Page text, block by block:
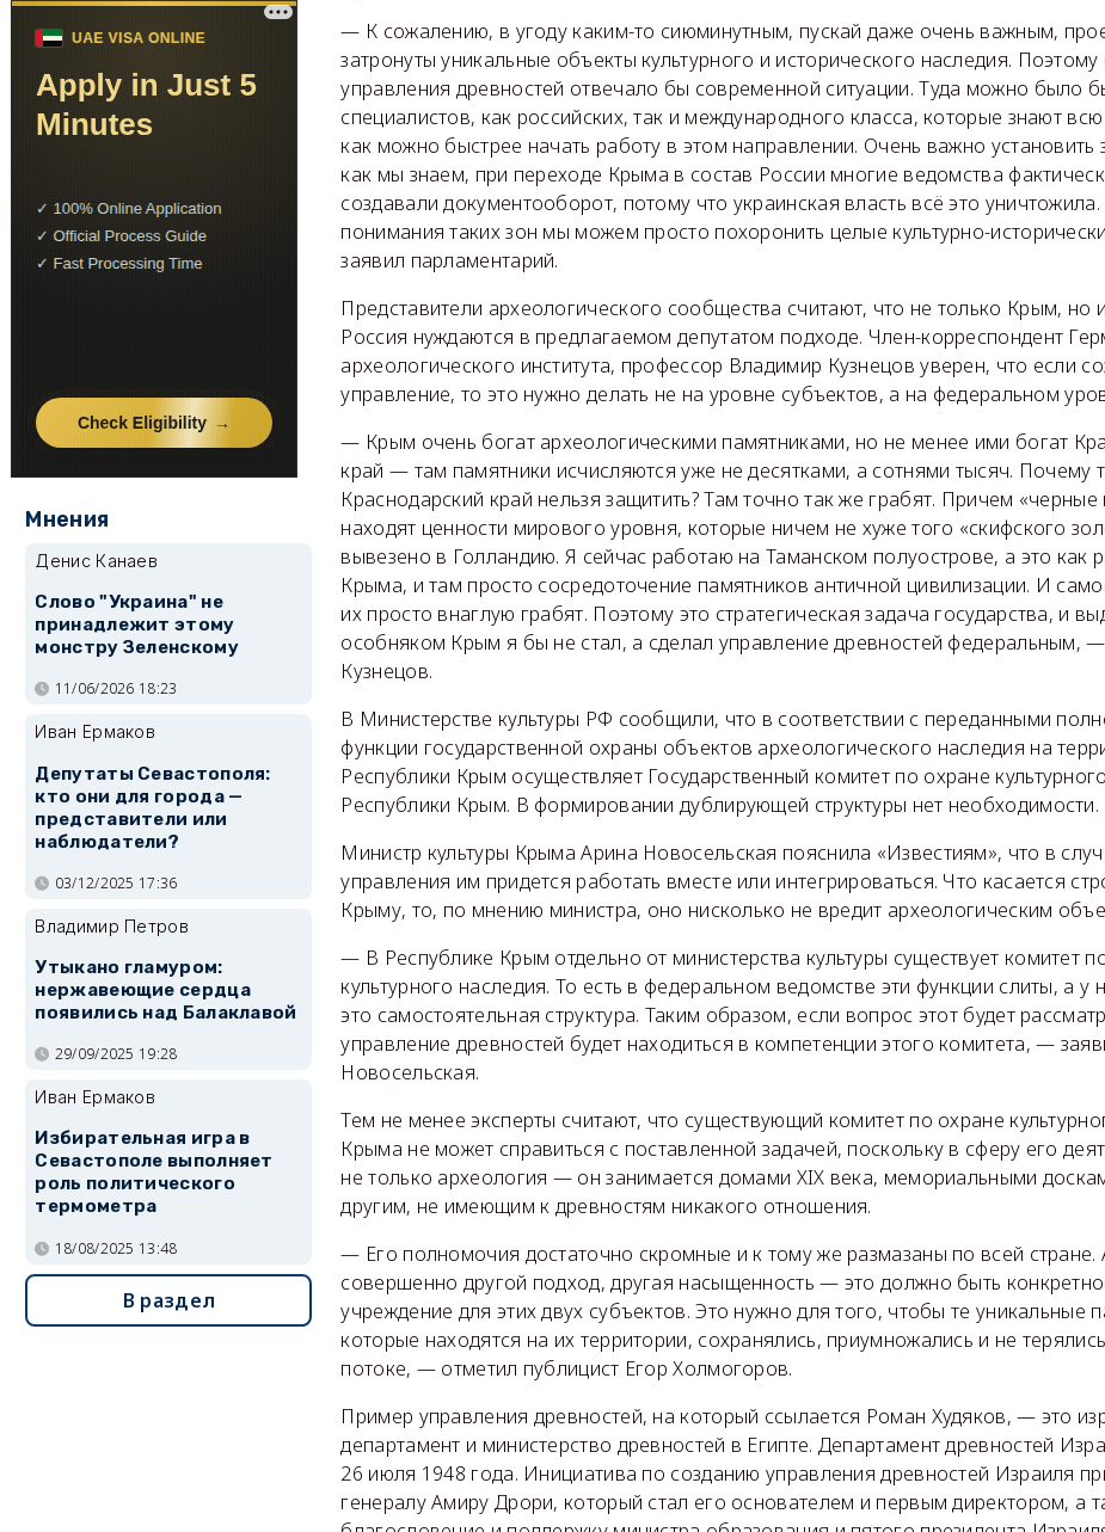
— К сожалению, в угоду каким-то сиюминутным, пускай даже очень важным,
затронуты уникальные объекты культурного и исторического наследия. Поэтому
управления древностей отвечало бы современной ситуации. Туда можно было
специалистов, как российских, так и международного класса, которые знают
как можно быстрее начать работу в этом направлении. Очень важно
как мы знаем, при переходе Крыма в состав России многие ведомства
создавали документооборот, потому что украинская власть всё это
понимания таких зон мы можем просто похоронить целые культурно-
заявил парламентарий.
Представители археологического сообщества считают, что не только Крым, но
Россия нуждаются в предлагаемом депутатом подходе. Член-корреспондент
археологического института, профессор Владимир Кузнецов уверен, что если
управление, то это нужно делать не на уровне субъектов, а на федеральном
— Крым очень богат археологическими памятниками, но не менее ими богат
край — там памятники исчисляются уже не десятками, а сотнями тысяч. Почему
Краснодарский край нельзя защитить? Там точно так же грабят. Причем «черные
находят ценности мирового уровня, которые ничем не хуже того «скифского
вывезено в Голландию. Я сейчас работаю на Таманском полуострове, а это как
Крыма, и там просто сосредоточение памятников античной цивилизации. И
их просто внаглую грабят. Поэтому это стратегическая задача государства, и
особняком Крым я бы не стал, а сделал управление древностей федеральным,
Кузнецов.
В Министерстве культуры РФ сообщили, что в соответствии с переданными
функции государственной охраны объектов археологического наследия на
Республики Крым осуществляет Государственный комитет по охране
Республики Крым. В формировании дублирующей структуры нет необходимости.
Министр культуры Крыма Арина Новосельская пояснила «Известиям», что в
управления им придется работать вместе или интегрироваться. Что касается
Крыму, то, по мнению министра, оно нисколько не вредит археологическим
— В Республике Крым отдельно от министерства культуры существует комитет
культурного наследия. То есть в федеральном ведомстве эти функции слиты, а у
это самостоятельная структура. Таким образом, если вопрос этот будет
управление древностей будет находиться в компетенции этого комитета, —
Новосельская.
Тем не менее эксперты считают, что существующий комитет по охране
Крыма не может справиться с поставленной задачей, поскольку в сферу его
не только археология — он занимается домами XIX века, мемориальными
другим, не имеющим к древностям никакого отношения.
— Его полномочия достаточно скромные и к тому же размазаны по всей стране.
совершенно другой подход, другая насыщенность — это должно быть
учреждение для этих двух субъектов. Это нужно для того, чтобы те уникальные
которые находятся на их территории, сохранялись, приумножались и не
потоке, — отметил публицист Егор Холмогоров.
Пример управления древностей, на который ссылается Роман Худяков, — это
департамент и министерство древностей в Египте. Департамент древностей
26 июля 1948 года. Инициатива по созданию управления древностей Израиля
генералу Амиру Дрори, который стал его основателем и первым директором, а
Мнения
Денис Канаев
Слово "Украина" не
принадлежит этому
монстру Зеленскому
11/06/2026 18:23
Иван Ермаков
Депутаты Севастополя:
кто они для города —
представители или
наблюдатели?
03/12/2025 17:36
Владимир Петров
Утыкано гламуром:
нержавеющие сердца
появились над Балаклавой
29/09/2025 19:28
Иван Ермаков
Избирательная игра в
Севастополе выполняет
роль политического
термометра
18/08/2025 13:48
В раздел